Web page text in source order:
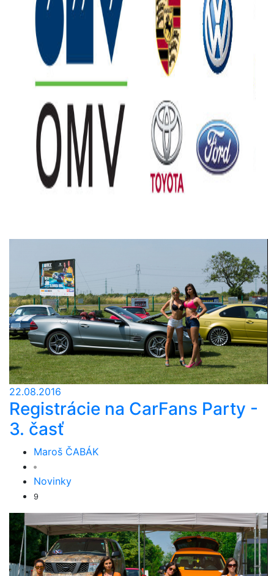
22.08.2016
Registrácie na CarFans Party -
3. časť
Maroš ČABÁK
Novinky
9